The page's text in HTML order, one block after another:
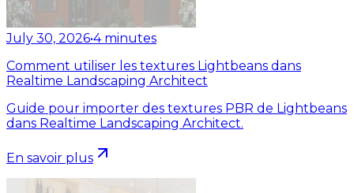
July 30, 2026•4 minutes
Comment utiliser les textures Lightbeans dans
Realtime Landscaping Architect
Guide pour importer des textures PBR de Lightbeans
dans Realtime Landscaping Architect.
En savoir plus